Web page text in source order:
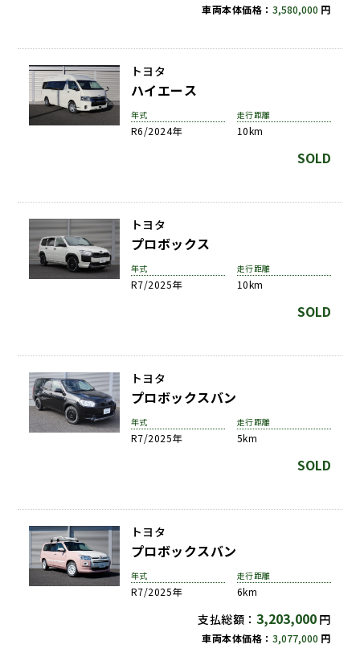
車両本体価格： 3,580,000 円
トヨタ
ハイエース
年式
R6/2024年
走行距離
10km
SOLD
トヨタ
プロボックス
年式
R7/2025年
走行距離
10km
SOLD
トヨタ
プロボックスバン
年式
R7/2025年
走行距離
5km
SOLD
トヨタ
プロボックスバン
年式
R7/2025年
走行距離
6km
支払総額： 3,203,000円
車両本体価格： 3,077,000 円